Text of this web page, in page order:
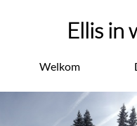
Ellis in
Welkom